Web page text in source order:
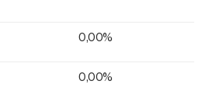
0,00%
0,00%